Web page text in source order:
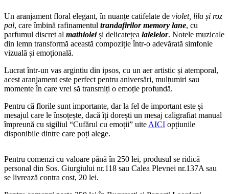
Un aranjament floral elegant, în nuanțe catifelate de violet, lila și roz
pal, care îmbină rafinamentul trandafirilor memory lane, cu
parfumul discret al mathiolei și delicatețea lalelelor. Notele muzicale
din lemn transformă această compoziție într-o adevărată simfonie
vizuală și emoțională.
Lucrat într-un vas argintiu din ipsos, cu un aer artistic și atemporal,
acest aranjament este perfect pentru aniversări, mulțumiri sau
momente în care vrei să transmiți o emoție profundă.
Pentru că florile sunt importante, dar la fel de important este și
mesajul care le însoțește, dacă îți dorești un mesaj caligrafiat manual
împreună cu sigiliul “Cufărul cu emoții” uite AICI opțiunile
disponibile dintre care poți alege.
Pentru comenzi cu valoare până în 250 lei, produsul se ridică
personal din Sos. Giurgiului nr.118 sau Calea Plevnei nr.137A sau
se livrează contra cost, 20 lei.